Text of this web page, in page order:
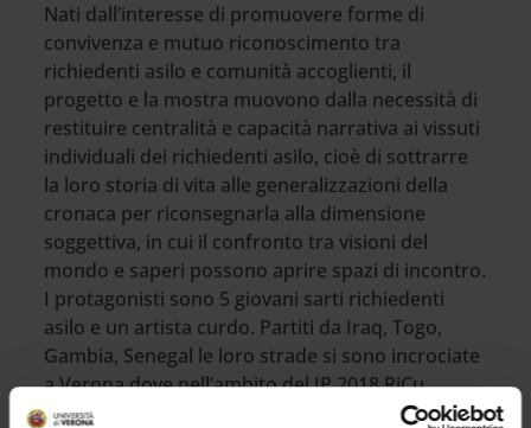
Nati dall’interesse di promuovere forme di
convivenza e mutuo riconoscimento tra
richiedenti asilo e comunità accoglienti, il
progetto e la mostra muovono dalla necessità di
restituire centralità e capacità narrativa ai vissuti
individuali dei richiedenti asilo, cioè di sottrarre
la loro storia di vita alle generalizzazioni della
cronaca per riconsegnarla alla dimensione
soggettiva, in cui il confronto tra visioni del
mondo e saperi possono aprire spazi di incontro.
I protagonisti sono 5 giovani sarti richiedenti
asilo e un artista curdo. Partiti da Iraq, Togo,
Gambia, Senegal le loro strade si sono incrociate
a Verona dove nell’ambito del JP 2018 RiCu
hanno dato vita a un progetto condiviso con